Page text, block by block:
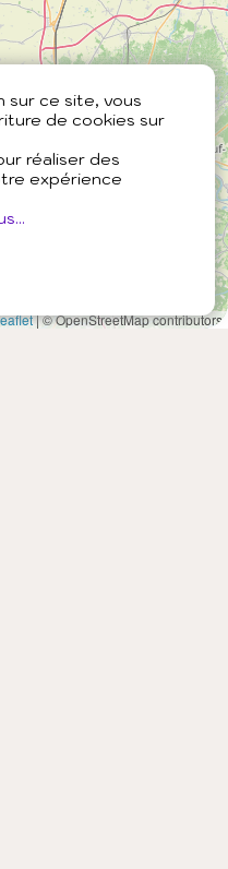
sur ce site, vous
de cookies sur
réaliser des
expérience
|© OpenStreetMap contributors